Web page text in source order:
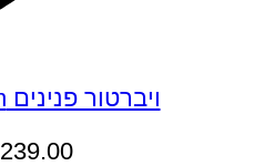
ויברטור פנינים Dejon סגול
239.00